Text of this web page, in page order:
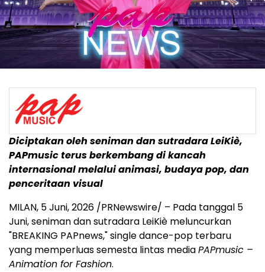
Diciptakan oleh seniman dan sutradara LeiKiè,
PAPmusic terus berkembang di kancah
internasional melalui animasi, budaya pop, dan
penceritaan visual
MILAN, 5 Juni, 2026 /PRNewswire/ – Pada tanggal 5
Juni, seniman dan sutradara LeiKiè meluncurkan
"BREAKING PAPnews," single dance-pop terbaru
yang memperluas semesta lintas mediaPAPmusic –
Animation for Fashion.